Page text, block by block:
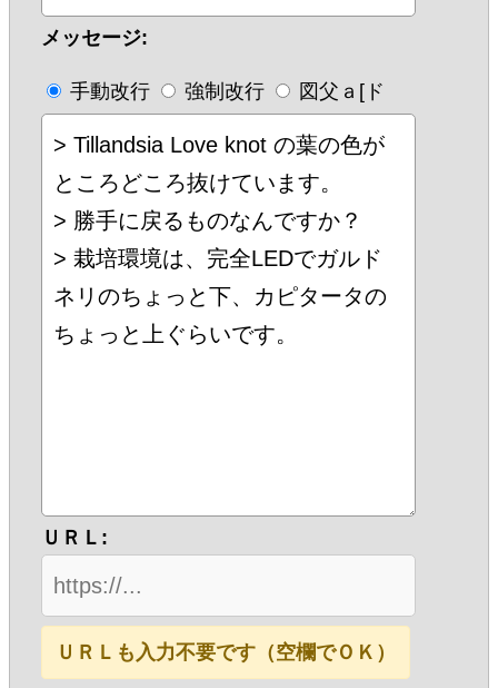
メッセージ:
手動改行 強制改行 図父ａ[ド
ＵＲＬ:
ＵＲＬも入力不要です（空欄でＯＫ）